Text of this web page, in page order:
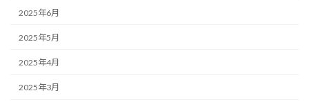
2025年6月
2025年5月
2025年4月
2025年3月